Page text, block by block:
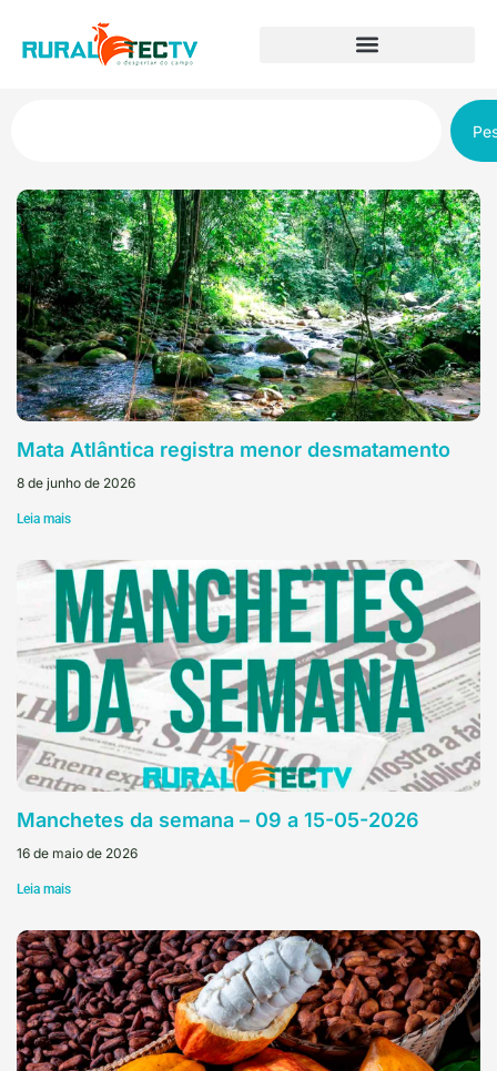
Mata Atlântica registra menor desmatamento
8 de junho de 2026
Leia mais
Manchetes da semana – 09 a 15-05-2026
16 de maio de 2026
Leia mais